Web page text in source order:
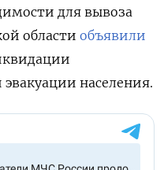
для вывоза
области объявили
населения.